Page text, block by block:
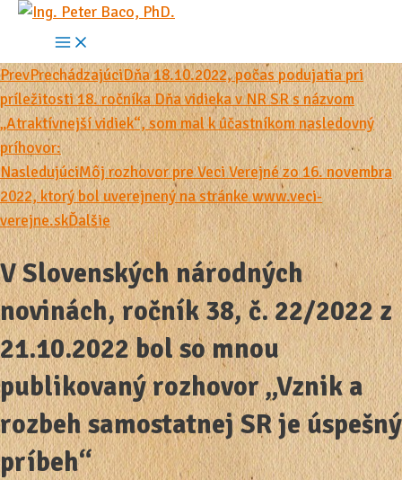
Preskočiť
obsah
Main
PrevPrechádzajúciDňa 18.10.2022, počas podujatia pri
príležitosti 18. ročníka Dňa vidieka v NR SR s názvom
„Atraktívnejší vidiek“, som mal k účastníkom nasledovný
príhovor:
NasledujúciMôj rozhovor pre Veci Verejné zo 16. novembra
2022, ktorý bol uverejnený na stránke www.veci-
verejne.skĎalšie
V Slovenských národných
novinách, ročník 38, č. 22/2022 z
21.10.2022 bol so mnou
publikovaný rozhovor „Vznik a
rozbeh samostatnej SR je úspešný
príbeh“